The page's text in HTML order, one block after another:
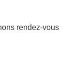
rendez-vous